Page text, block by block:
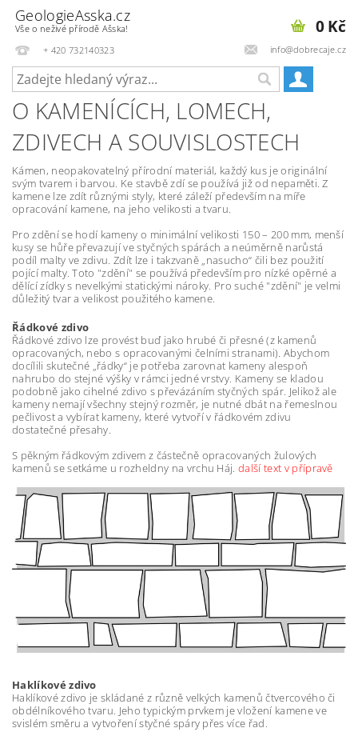
GeologieAsska.cz
Vše o neživé přírodě Ašska!
+ 420 732140323
info@dobrecaje.cz
0 Kč
O KAMENÍCÍCH, LOMECH,
ZDIVECH A SOUVISLOSTECH
Kámen, neopakovatelný přírodní materiál, každý kus je originální
svým tvarem i barvou. Ke stavbě zdí se používá již od nepaměti. Z
kamene lze zdít různými styly, které záleží především na míře
opracování kamene, na jeho velikosti a tvaru.
Pro zdění se hodí kameny o minimální velikosti 150 – 200 mm, menší
kusy se hůře převazují ve styčných spárách a neúměrně narůstá
podíl malty ve zdivu. Zdít lze i takzvaně „nasucho“ čili bez použití
pojící malty. Toto "zdění" se používá především pro nízké opěrné a
dělící zídky s nevelkými statickými nároky. Pro suché "zdění" je velmi
důležitý tvar a velikost použitého kamene.
Řádkové zdivo
Řádkové zdivo lze provést buď jako hrubé či přesné (z kamenů
opracovaných, nebo s opracovanými čelními stranami). Abychom
docílili skutečné „řádky“ je potřeba zarovnat kameny alespoň
nahrubo do stejné výšky v rámci jedné vrstvy. Kameny se kladou
podobně jako cihelné zdivo s převázáním styčných spár. Jelikož ale
kameny nemají všechny stejný rozměr, je nutné dbát na řemeslnou
pečlivost a vybírat kameny, které vytvoří v řádkovém zdivu
dostatečné přesahy.
S pěkným řádkovým zdivem z částečně opracovaných žulových
kamenů se setkáme u rozheldny na vrchu Háj.další text v přípravě
Haklíkové zdivo
Haklíkové zdivo je skládané z různě velkých kamenů čtvercového či
obdélníkového tvaru. Jeho typickým prvkem je vložení kamene ve
svislém směru a vytvoření styčné spáry přes více řad.